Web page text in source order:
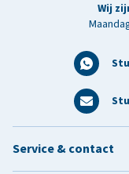
Wij
Service & contact